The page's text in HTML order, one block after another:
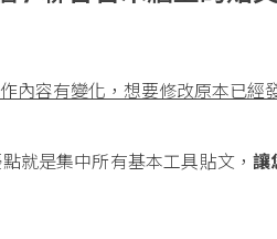
內容有變化，想要修改原本已經
點就是集中所有基本工具貼文，讓